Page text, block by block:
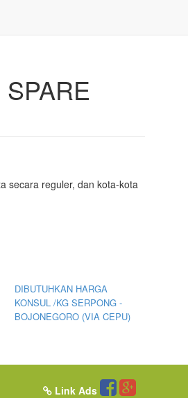
secara reguler, dan kota-kota
DIBUTUHKAN HARGA
KONSUL /KG SERPONG -
BOJONEGORO (VIA CEPU)
Link Ads